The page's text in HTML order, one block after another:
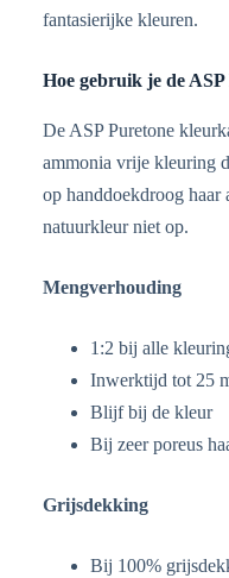
fantasierijke kleuren.
Hoe gebruik je de
De ASP Puretone
ammonia vrije kleuring
op handdoekdroog haar
natuurkleur niet op.
Mengverhouding
1:2 bij alle
Inwerktijd tot 25
Blijf bij de kleur
Bij zeer poreus
Grijsdekking
Bij 100%